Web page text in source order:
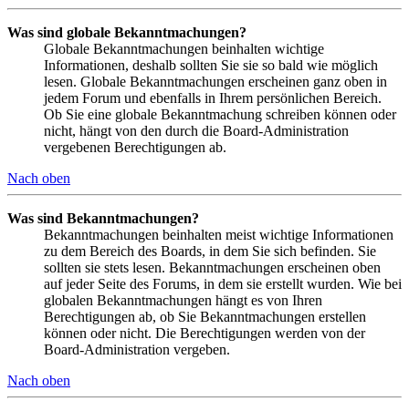
Was sind globale Bekanntmachungen?
Globale Bekanntmachungen beinhalten wichtige
Informationen, deshalb sollten Sie sie so bald wie möglich
lesen. Globale Bekanntmachungen erscheinen ganz oben in
jedem Forum und ebenfalls in Ihrem persönlichen Bereich.
Ob Sie eine globale Bekanntmachung schreiben können oder
nicht, hängt von den durch die Board-Administration
vergebenen Berechtigungen ab.
Nach oben
Was sind Bekanntmachungen?
Bekanntmachungen beinhalten meist wichtige Informationen
zu dem Bereich des Boards, in dem Sie sich befinden. Sie
sollten sie stets lesen. Bekanntmachungen erscheinen oben
auf jeder Seite des Forums, in dem sie erstellt wurden. Wie bei
globalen Bekanntmachungen hängt es von Ihren
Berechtigungen ab, ob Sie Bekanntmachungen erstellen
können oder nicht. Die Berechtigungen werden von der
Board-Administration vergeben.
Nach oben